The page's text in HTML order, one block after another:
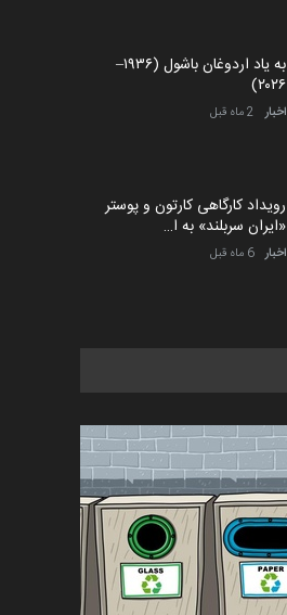
به یاد اردوغان باشول (۱۹۳۶–
۲۰۲۶)
اخبار 2 ماه قبل
رویداد کارگاهی کارتون و پوستر
«ایران سربلند» به ا…
اخبار 6 ماه قبل
فراخوان رویداد کارگاهی کارتون و
اخبار 6 ماه قبل
تسلیت به همکار | سهراب خیری
اخبار 6 ماه قبل